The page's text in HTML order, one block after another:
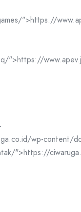
">https://
">https://
wp-content/
">https://